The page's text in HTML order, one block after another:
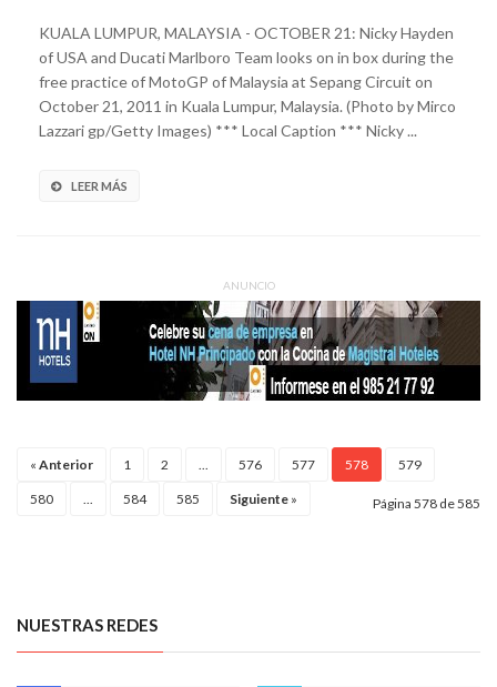
KUALA LUMPUR, MALAYSIA - OCTOBER 21: Nicky Hayden
of USA and Ducati Marlboro Team looks on in box during the
free practice of MotoGP of Malaysia at Sepang Circuit on
October 21, 2011 in Kuala Lumpur, Malaysia. (Photo by Mirco
Lazzari gp/Getty Images) *** Local Caption *** Nicky ...
LEER MÁS
ANUNCIO
« Anterior 1 2 576 577 578 579
580 584 585 Siguiente » Página 578 de 585
NUESTRAS REDES